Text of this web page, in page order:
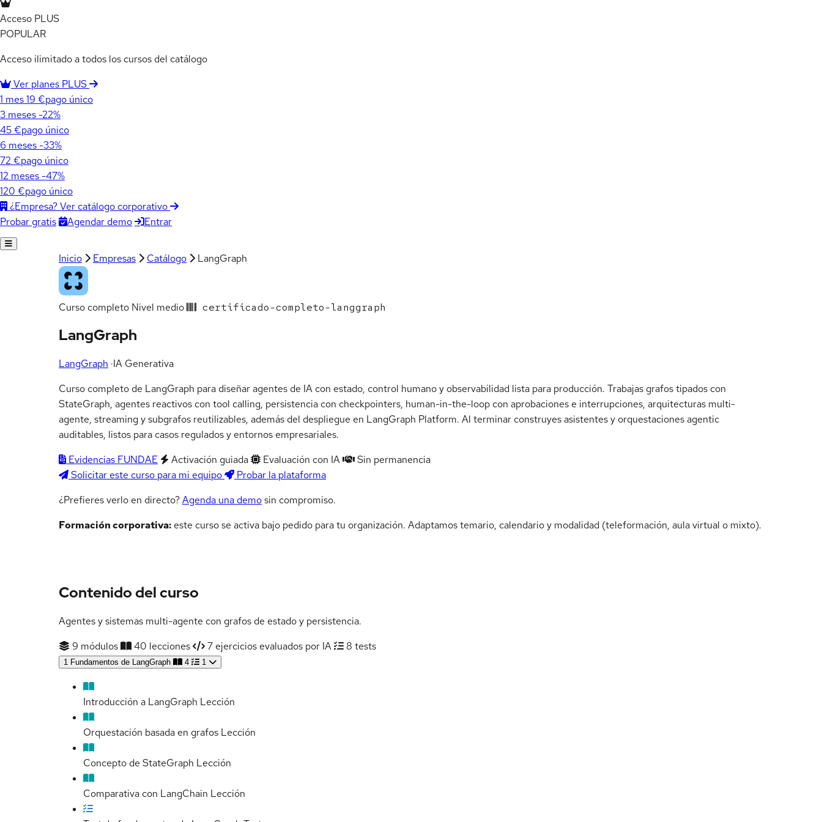
Acceso PLUS
POPULAR
Acceso ilimitado a todos los cursos del catálogo
Ver planes PLUS
1 mes19 €pago único
3 meses -22%
45 €pago único
6 meses -33%
72 €pago único
12 meses -47%
120 €pago único
¿Empresa? Ver catálogo corporativo
Probar gratis
Agendar demo Entrar
Inicio Empresas Catálogo LangGraph
Curso completo Nivel medio certificado-completo-langgraph
LangGraph
LangGraph ·IA Generativa
Curso completo de LangGraph para diseñar agentes de IA con estado, control humano y observabilidad lista para producción. Trabajas grafos tipados con
StateGraph, agentes reactivos con tool calling, persistencia con checkpointers, human-in-the-loop con aprobaciones e interrupciones, arquitecturas multi-
agente, streaming y subgrafos reutilizables, además del despliegue en LangGraph Platform. Al terminar construyes asistentes y orquestaciones agentic
auditables, listos para casos regulados y entornos empresariales.
Evidencias FUNDAE
Activación guiada Evaluación con IA
Sin permanencia
Solicitar este curso para mi equipo
Probar la plataforma
¿Prefieres verlo en directo?Agenda una demosin compromiso.
Formación corporativa: este curso se activa bajo pedido para tu organización. Adaptamos temario, calendario y modalidad (teleformación, aula virtual o mixto).
Contenido del curso
Agentes y sistemas multi-agente con grafos de estado y persistencia.
9 módulos
40 lecciones 7 ejercicios evaluados por IA 8 tests
1 Fundamentos de LangGraph 4 1
Introducción a LangGraph Lección
Orquestación basada en grafos Lección
Concepto de StateGraph Lección
Comparativa con LangChain Lección